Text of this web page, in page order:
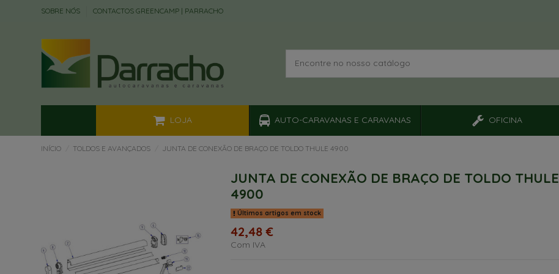
SOBRE NÓS CONTACTOS GREENCAMP | PARRACHO
LOJA AUTO-CARAVANAS E CARAVANAS OFICINA
INÍCIO TOLDOS E AVANÇADOS JUNTA DE CONEXÃO DE BRAÇO DE TOLDO THULE 4900
JUNTA DE CONEXÃO DE BRAÇO DE TOLDO THULE
4900
Últimos artigos em stock
42,48 €
Com IVA